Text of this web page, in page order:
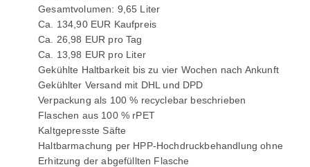
Gesamtvolumen: 9,65 Liter
Ca. 134,90 EUR Kaufpreis
Ca. 26,98 EUR pro Tag
Ca. 13,98 EUR pro Liter
Gekühlte Haltbarkeit bis zu vier Wochen nach Ankunft
Gekühlter Versand mit DHL und DPD
Verpackung als 100 % recyclebar beschrieben
Flaschen aus 100 % rPET
Kaltgepresste Säfte
Haltbarmachung per HPP-Hochdruckbehandlung ohne
Erhitzung der abgefüllten Flasche